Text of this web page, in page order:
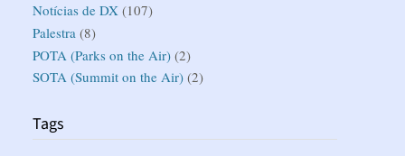
Notícias de DX (107)
Palestra (8)
POTA (Parks on the Air) (2)
SOTA (Summit on the Air) (2)
Tags